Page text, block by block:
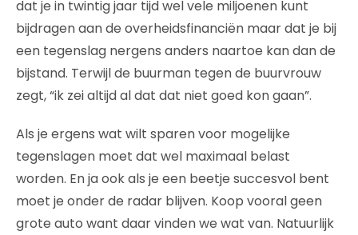
dat je in twintig jaar tijd wel vele miljoenen kunt
bijdragen aan de overheidsfinanciën maar dat je bij
een tegenslag nergens anders naartoe kan dan de
bijstand. Terwijl de buurman tegen de buurvrouw
zegt, “ik zei altijd al dat dat niet goed kon gaan”.
Als je ergens wat wilt sparen voor mogelijke
tegenslagen moet dat wel maximaal belast
worden. En ja ook als je een beetje succesvol bent
moet je onder de radar blijven. Koop vooral geen
grote auto want daar vinden we wat van. Natuurlijk